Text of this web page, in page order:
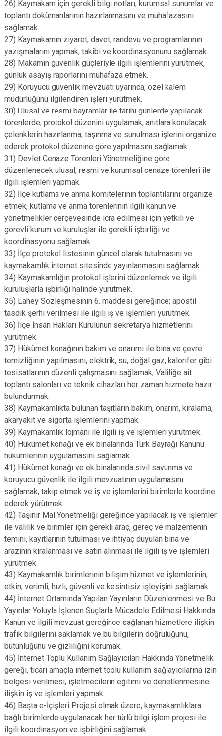
26) Kaymakam için gerekli bilgi notları, kurumsal sunumlar ve
toplantı dokümanlarının hazırlanmasını ve muhafazasını
sağlamak.
27) Kaymakamın ziyaret, davet, randevu ve programlarının
yazışmalarını yapmak, takibi ve koordinasyonunu sağlamak.
28) Makamın güvenlik güçleriyle ilgili işlemlerini yürütmek,
günlük asayiş raporlarını muhafaza etmek.
29) Koruyucu güvenlik mevzuatı uyarınca, özel kalem
müdürlüğünü ilgilendiren işleri yürütmek.
30) Ulusal ve resmi bayramlar ile tarihi günlerde yapılacak
törenlerde; protokol düzenini uygulamak, anıtlara konulacak
çelenklerin hazırlanma, taşınma ve sunulması işlerini organize
ederek protokol düzenine göre yapılmasını sağlamak.
31) Devlet Cenaze Törenleri Yönetmeliğine göre
düzenlenecek ulusal, resmi ve kurumsal cenaze törenleri ile
ilgili işlemleri yapmak.
32) İlçe kutlama ve anma komitelerinin toplantılarını organize
etmek, kutlama ve anma törenlerinin ilgili kanun ve
yönetmelikler çerçevesinde icra edilmesi için yetkili ve
görevli kurum ve kuruluşlar ile gerekli işbirliği ve
koordinasyonu sağlamak.
33) İlçe protokol listesinin güncel olarak tutulmasını ve
kaymakamlık internet sitesinde yayınlanmasını sağlamak.
34) Kaymakamlığın protokol işlerini düzenlemek ve ilgili
kuruluşlarla işbirliği halinde yürütmek.
35) Lahey Sözleşmesinin 6. maddesi gereğince; apostil
tasdik şerhi verilmesi ile ilgili iş ve işlemleri yürütmek.
36) İlçe İnsan Hakları Kurulunun sekretarya hizmetlerini
yürütmek.
37) Hükümet konağının bakım ve onarımı ile bina ve çevre
temizliğinin yapılmasını, elektrik, su, doğal gaz, kalorifer gibi
tesisatlarının düzenli çalışmasını sağlamak, Valiliğe ait
toplantı salonları ve teknik cihazları her zaman hizmete hazır
bulundurmak.
38) Kaymakamlıkta bulunan taşıtların bakım, onarım, kiralama,
akaryakıt ve sigorta işlemlerini yapmak.
39) Kaymakamlık lojmanı ile ilgili iş ve işlemleri yürütmek.
40) Hükümet konağı ve ek binalarında Türk Bayrağı Kanunu
hükümlerinin uygulamasını sağlamak.
41) Hükümet konağı ve ek binalarında sivil savunma ve
koruyucu güvenlik ile ilgili mevzuatının uygulamasını
sağlamak, takip etmek ve iş ve işlemlerini birimlerle koordine
ederek yürütmek.
42) Taşınır Mal Yönetmeliği gereğince yapılacak iş ve işlemler
ile valilik ve birimler için gerekli araç, gereç ve malzemenin
temini, kayıtlarının tutulması ve ihtiyaç duyulan bina ve
arazinin kiralanması ve satın alınması ile ilgili iş ve işlemleri
yürütmek.
43) Kaymakamlık birimlerinin bilişim hizmet ve işlemlerinin;
etkin, verimli, hızlı, güvenli ve kesintisiz işleyişini sağlamak.
44) İnternet Ortamında Yapılan Yayınların Düzenlenmesi ve Bu
Yayınlar Yoluyla İşlenen Suçlarla Mücadele Edilmesi Hakkında
Kanun ve ilgili mevzuat gereğince sağlanan hizmetlere ilişkin
trafik bilgilerini saklamak ve bu bilgilerin doğruluğunu,
bütünlüğünü ve gizliliğini korumak.
45) İnternet Toplu Kullanım Sağlayıcıları Hakkında Yönetmelik
gereği, ticari amaçla internet toplu kullanım sağlayıcılarına izin
belgesi verilmesi, işletmecilerin eğitimi ve denetlenmesine
ilişkin iş ve işlemleri yapmak.
46) Başta e-İçişleri Projesi olmak üzere, kaymakamlıklara
bağlı birimlerde uygulanacak her türlü bilgi işlem projesi ile
ilgili koordinasyon ve işbirliğini sağlamak.